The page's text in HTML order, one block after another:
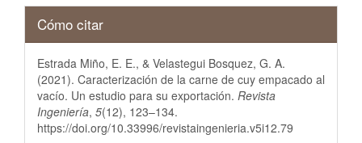
Detalles
del
artículo
Cómo citar
Estrada Miño, E. E., & Velastegui Bosquez, G. A.
(2021). Caracterización de la carne de cuy empacado al
vacío. Un estudio para su exportación. Revista
Ingeniería, 5(12), 123–134.
https://doi.org/10.33996/revistaingenieria.v5i12.79